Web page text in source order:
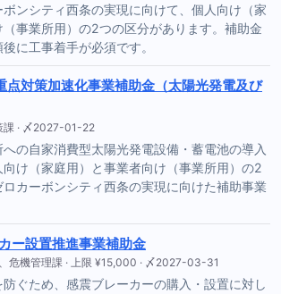
ンシティ西条の実現に向けて、個人向け（家
事業所用）の2つの区分があります。補助金
に工事着手が必須です。
点対策加速化事業補助金（太陽光発電及び
課 · 〆2027-01-22
の自家消費型太陽光発電設備・蓄電池の導入
け（家庭用）と事業者向け（事業所用）の2
カーボンシティ西条の実現に向けた補助事業
ー設置推進事業補助金
危機管理課 · 上限 ¥15,000 · 〆2027-03-31
ぐため、感震ブレーカーの購入・設置に対し